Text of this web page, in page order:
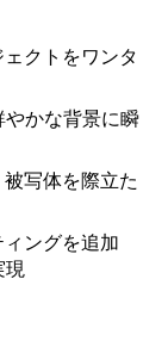
クトをワンタ
やかな背景に瞬
写体を際立た
ングを追加
現